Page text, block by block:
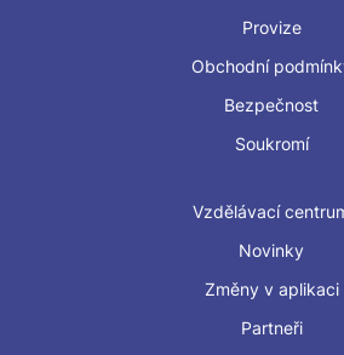
Provize
Obchodní
Bezpečnost
Soukromí
Vzdělávací
Novinky
Změny v aplikaci
Partneři